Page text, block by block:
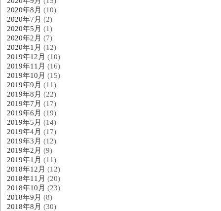
2020年8月 (10)
2020年7月 (2)
2020年5月 (1)
2020年2月 (7)
2020年1月 (12)
2019年12月 (10)
2019年11月 (16)
2019年10月 (15)
2019年9月 (11)
2019年8月 (22)
2019年7月 (17)
2019年6月 (19)
2019年5月 (14)
2019年4月 (17)
2019年3月 (12)
2019年2月 (9)
2019年1月 (11)
2018年12月 (12)
2018年11月 (20)
2018年10月 (23)
2018年9月 (8)
2018年8月 (30)